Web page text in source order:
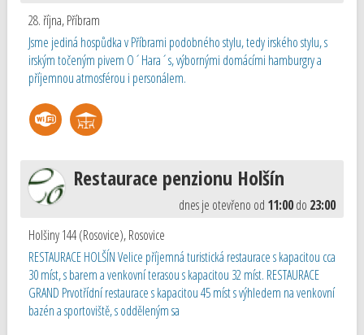
28. října,Příbram
Jsme jediná hospůdka v Příbrami podobného stylu, tedy irského stylu, s
irským točeným pivem O´Hara´s, výbornými domácími hamburgry a
příjemnou atmosférou i personálem.
Restaurace penzionu Holšín
dnes je otevřeno od 11:00do 23:00
Holšiny 144 (Rosovice),Rosovice
RESTAURACE HOLŠÍN Velice příjemná turistická restaurace s kapacitou cca
30 míst, s barem a venkovní terasou s kapacitou 32 míst. RESTAURACE
GRAND Prvotřídní restaurace s kapacitou 45 míst s výhledem na venkovní
bazén a sportoviště, s odděleným sa